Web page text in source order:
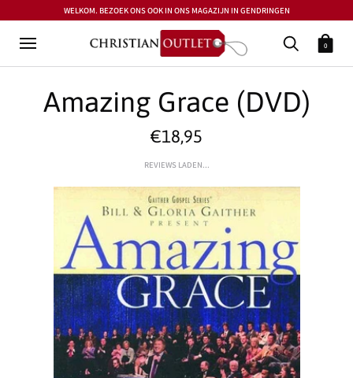
WELKOM. BEZOEK ONS OOK IN ONS MAGAZIJN IN GENDRINGEN
0
Amazing Grace (DVD)
€18,95
REVIEWS LADEN...